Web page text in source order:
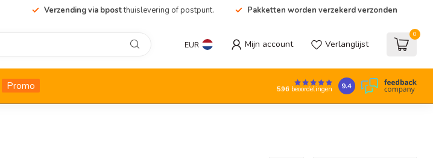
Verzending via bpostthuislevering of postpunt. Pakketten worden verzekerd verzonden
EUR Mijn account Verlanglijst
0
Promo 596beoordelingen 9.4